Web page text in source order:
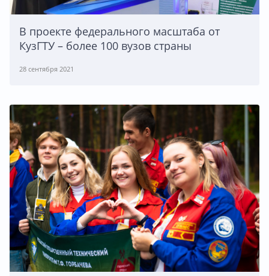
В проекте федерального масштаба от
КузГТУ – более 100 вузов страны
28 сентября 2021